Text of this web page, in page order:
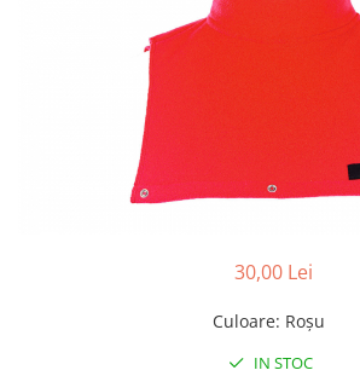
30,00 Lei
Culoare: Roșu
IN STOC